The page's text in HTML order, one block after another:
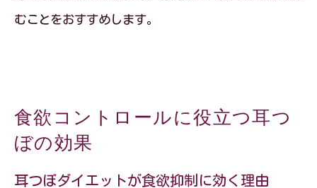
むことをおすすめします。
食欲コントロールに役立つ耳つ
ぼの効果
耳つぼダイエットが食欲抑制に効く理由